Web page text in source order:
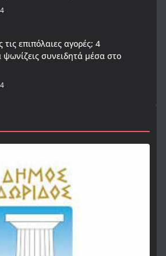
επιπόλαιες αγορές; 4
συνειδητά μέσα στο